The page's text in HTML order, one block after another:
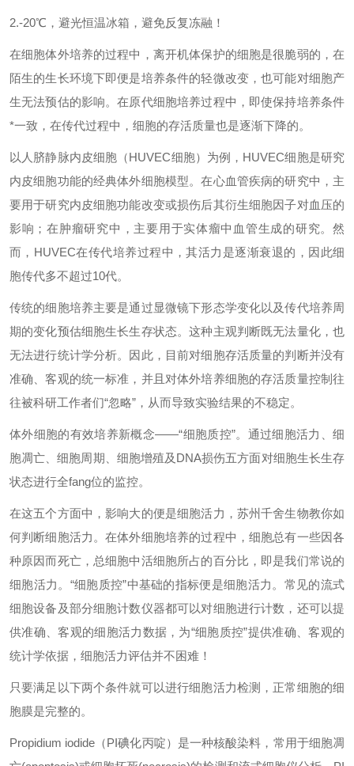
2.-20℃，避光恒温冰箱，避免反复冻融！
在细胞体外培养的过程中，离开机体保护的细胞是很脆弱的，在
陌生的生长环境下即便是培养条件的轻微改变，也可能对细胞产
生无法预估的影响。在原代细胞培养过程中，即使保持培养条件
*一致，在传代过程中，细胞的存活质量也是逐渐下降的。
以人脐静脉内皮细胞（HUVEC细胞）为例，HUVEC细胞是研究
内皮细胞功能的经典体外细胞模型。在心血管疾病的研究中，主
要用于研究内皮细胞功能改变或损伤后其衍生细胞因子对血压的
影响；在肿瘤研究中，主要用于实体瘤中血管生成的研究。然
而，HUVEC在传代培养过程中，其活力是逐渐衰退的，因此细
胞传代多不超过10代。
传统的细胞培养主要是通过显微镜下形态学变化以及传代培养周
期的变化预估细胞生长生存状态。这种主观判断既无法量化，也
无法进行统计学分析。因此，目前对细胞存活质量的判断并没有
准确、客观的统一标准，并且对体外培养细胞的存活质量控制往
往被科研工作者们“忽略”，从而导致实验结果的不稳定。
体外细胞的有效培养新概念——“细胞质控”。通过细胞活力、细
胞凋亡、细胞周期、细胞增殖及DNA损伤五方面对细胞生长生存
状态进行全fang位的监控。
在这五个方面中，影响大的便是细胞活力，苏州千舍生物教你如
何判断细胞活力。在体外细胞培养的过程中，细胞总有一些因各
种原因而死亡，总细胞中活细胞所占的百分比，即是我们常说的
细胞活力。“细胞质控”中基础的指标便是细胞活力。常见的流式
细胞设备及部分细胞计数仪器都可以对细胞进行计数，还可以提
供准确、客观的细胞活力数据，为“细胞质控”提供准确、客观的
统计学依据，细胞活力评估并不困难！
只要满足以下两个条件就可以进行细胞活力检测，正常细胞的细
胞膜是完整的。
Propidium iodide（PI碘化丙啶）是一种核酸染料，常用于细胞凋